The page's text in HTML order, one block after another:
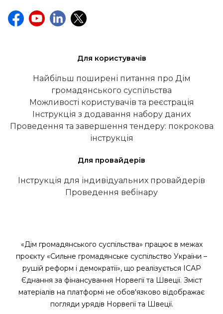
Для користувачів
Найбільш поширені питання про Дім
громадянського суспільства
Можливості користувачів та реєстрація
Інструкція з додавання набору даних
Проведення та завершення тендеру: покрокова
інструкція
Для провайдерів
Інструкція для індивідуальних провайдерів
Проведення вебінару
«Дім громадянського суспільства» працює в межах
проєкту «Сильне громадянське суспільство України –
рушій реформ і демократії», що реалізується ІСАР
Єднання за фінансування Норвегії та Швеції. Зміст
матеріалів на платформі не обов'язково відображає
погляди урядів Норвегії та Швеції.